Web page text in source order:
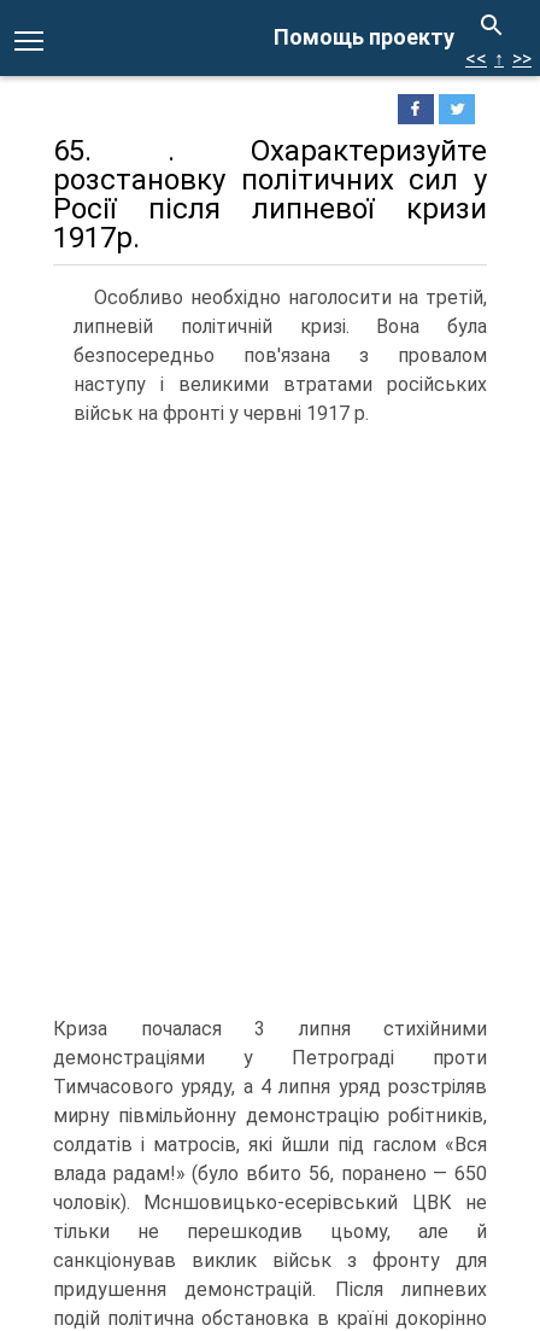
Помощь проекту
<< ↑ >>
65. . Охарактеризуйте
розстановку політичних сил у
Росії після липневої кризи
1917р.
Особливо необхідно наголосити на третій,
липневій політичній кризі. Вона була
безпосередньо пов'язана з провалом
наступу і великими втратами російських
військ на фронті у червні 1917 р.
Криза почалася 3 липня стихійними
демонстраціями у Петрограді проти
Тимчасового уряду, а 4 липня уряд розстріляв
мирну півмільйонну демонстрацію робітників,
солдатів і матросів, які йшли під гаслом «Вся
влада радам!» (було вбито 56, поранено — 650
чоловік). Мсншовицько-есерівський ЦВК не
тільки не перешкодив цьому, але й
санкціонував виклик військ з фронту для
придушення демонстрацій. Після липневих
подій політична обстановка в країні докорінно